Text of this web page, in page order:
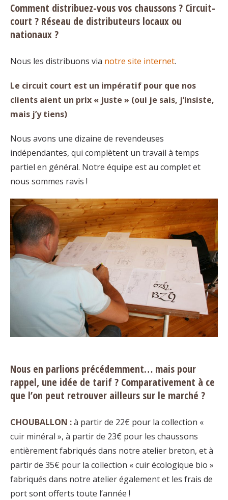
Comment distribuez-vous vos chaussons ? Circuit-
court ? Réseau de distributeurs locaux ou
nationaux ?
Nous les distribuons via notre site internet.
Le circuit court est un impératif pour que nos
clients aient un prix « juste » (oui je sais, j’insiste,
mais j’y tiens)
Nous avons une dizaine de revendeuses
indépendantes, qui complètent un travail à temps
partiel en général. Notre équipe est au complet et
nous sommes ravis !
Nous en parlions précédemment… mais pour
rappel, une idée de tarif ? Comparativement à ce
que l’on peut retrouver ailleurs sur le marché ?
CHOUBALLON :à partir de 22€ pour la collection «
cuir minéral », à partir de 23€ pour les chaussons
entièrement fabriqués dans notre atelier breton, et à
partir de 35€ pour la collection « cuir écologique bio »
fabriqués dans notre atelier également et les frais de
port sont offerts toute l’année !